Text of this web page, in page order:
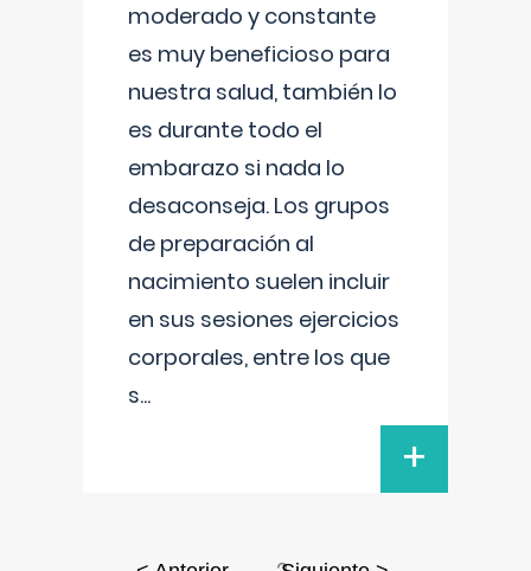
moderado y constante
es muy beneficioso para
nuestra salud, también lo
es durante todo el
embarazo si nada lo
desaconseja. Los grupos
de preparación al
nacimiento suelen incluir
en sus sesiones ejercicios
corporales, entre los que
s...
+